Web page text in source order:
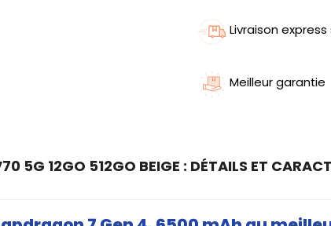
Livraison
Meilleur garantie
5G 12GO 512GO BEIGE : DÉTAILS ET